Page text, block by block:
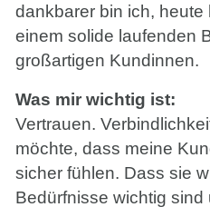
dankbarer bin ich, heute
einem solide laufenden
großartigen Kundinnen.
Was mir wichtig ist:
Vertrauen.
möchte, dass meine
sicher fühlen. Dass sie
Bedürfnisse wichtig